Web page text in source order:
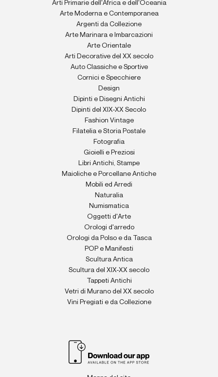
Arti Primarie dell'Africa e dell'Oceania
Arte Moderna e Contemporanea
Argenti da Collezione
Arte Marinara e Imbarcazioni
Arte Orientale
Arti Decorative del XX secolo
Auto Classiche e Sportive
Cornici e Specchiere
Design
Dipinti e Disegni Antichi
Dipinti del XIX-XX Secolo
Fashion Vintage
Filatelia e Storia Postale
Fotografia
Gioielli e Preziosi
Libri Antichi, Stampe
Maioliche e Porcellane Antiche
Mobili ed Arredi
Naturalia
Numismatica
Oggetti d'Arte
Orologi d'arredo
Orologi da Polso e da Tasca
POP e Manifesti
Scultura Antica
Scultura del XIX-XX secolo
Tappeti Antichi
Vetri di Murano del XX secolo
Vini Pregiati e da Collezione